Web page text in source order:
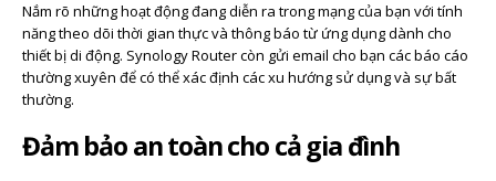
Nắm rõ những hoạt động đang diễn ra trong mạng của bạn với tính
năng theo dõi thời gian thực và thông báo từ ứng dụng dành cho
thiết bị di động. Synology Router còn gửi email cho bạn các báo cáo
thường xuyên để có thể xác định các xu hướng sử dụng và sự bất
thường.
Đảm bảo an toàn cho cả gia đình